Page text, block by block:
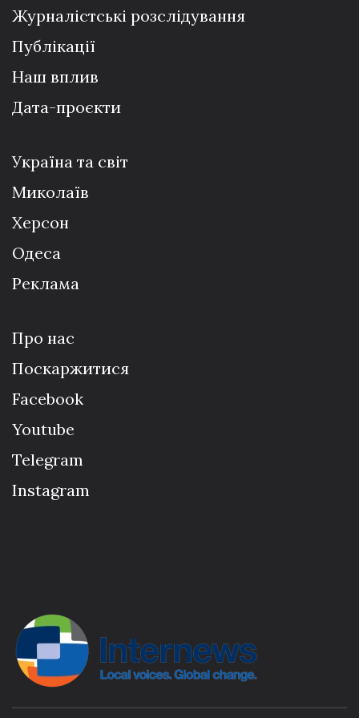
Журналістські розслідування
Публікації
Наш вплив
Дата-проєкти
Україна та світ
Миколаїв
Херсон
Одеса
Реклама
Про нас
Поскаржитися
Facebook
Youtube
Telegram
Instagram